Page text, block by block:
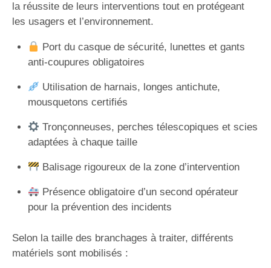
la réussite de leurs interventions tout en protégeant
les usagers et l’environnement.
Port du casque de sécurité, lunettes et gants
anti-coupures obligatoires
Utilisation de harnais, longes antichute,
mousquetons certifiés
Tronçonneuses, perches télescopiques et scies
adaptées à chaque taille
Balisage rigoureux de la zone d’intervention
Présence obligatoire d’un second opérateur
pour la prévention des incidents
Selon la taille des branchages à traiter, différents
matériels sont mobilisés :